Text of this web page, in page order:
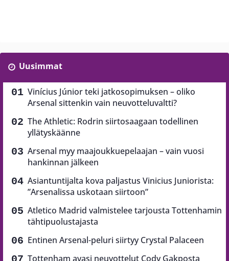
Uusimmat
Vinícius Júnior teki jatkosopimuksen – oliko
Arsenal sittenkin vain neuvotteluvaltti?
The Athletic: Rodrin siirtosaagaan todellinen
yllätyskäänne
Arsenal myy maajoukkuepelaajan – vain vuosi
hankinnan jälkeen
Asiantuntijalta kova paljastus Vinicius Juniorista:
”Arsenalissa uskotaan siirtoon”
Atletico Madrid valmistelee tarjousta Tottenhamin
tähtipuolustajasta
Entinen Arsenal-peluri siirtyy Crystal Palaceen
Tottenham avasi neuvottelut Cody Gakposta